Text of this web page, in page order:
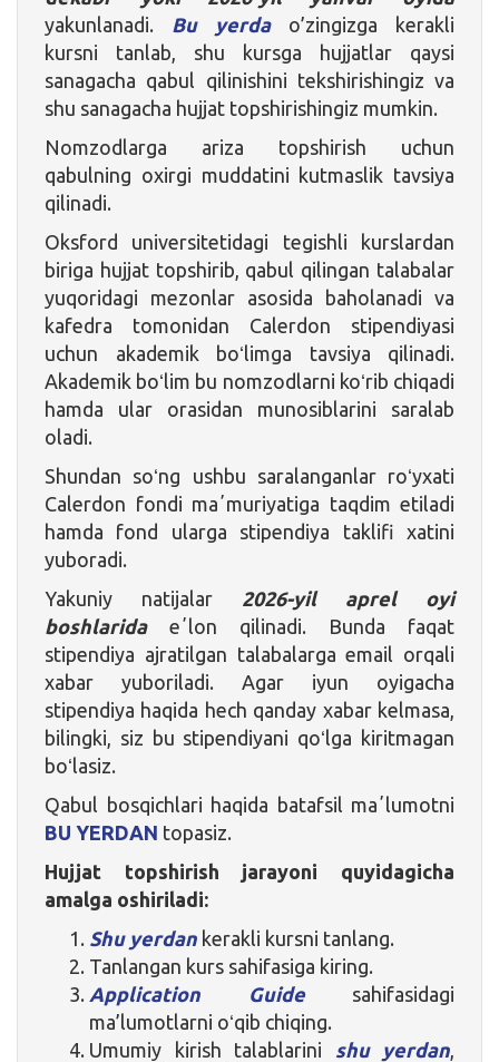
yakunlanadi. Bu yerdao’zingizga kerakli
kursni tanlab, shu kursga hujjatlar qaysi
sanagacha qabul qilinishini tekshirishingiz va
shu sanagacha hujjat topshirishingiz mumkin.
Nomzodlarga ariza topshirish uchun
qabulning oxirgi muddatini kutmaslik tavsiya
qilinadi.
Oksford universitetidagi tegishli kurslardan
biriga hujjat topshirib, qabul qilingan talabalar
yuqoridagi mezonlar asosida baholanadi va
kafedra tomonidan Calerdon stipendiyasi
uchun akademik boʻlimga tavsiya qilinadi.
Akademik boʻlim bu nomzodlarni koʻrib chiqadi
hamda ular orasidan munosiblarini saralab
oladi.
Shundan soʻng ushbu saralanganlar roʻyxati
Calerdon fondi maʼmuriyatiga taqdim etiladi
hamda fond ularga stipendiya taklifi xatini
yuboradi.
Yakuniy natijalar 2026-yil aprel oyi
boshlarida
eʼlon qilinadi. Bunda faqat
stipendiya ajratilgan talabalarga email orqali
xabar yuboriladi. Agar iyun oyigacha
stipendiya haqida hech qanday xabar kelmasa,
bilingki, siz bu stipendiyani qoʻlga kiritmagan
boʻlasiz.
Qabul bosqichlari haqida batafsil maʼlumotni
BU YERDAN topasiz.
Hujjat topshirish jarayoni quyidagicha
amalga oshiriladi:
Shu yerdan kerakli kursni tanlang.
Tanlangan kurs sahifasiga kiring.
Application Guidesahifasidagi
ma’lumotlarni oʻqib chiqing.
Umumiy kirish talablarini shu yerdan